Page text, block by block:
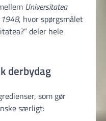
Universitatea
1948, hvor spørgsmålet
deler hele
derbydag
som gør
særligt: